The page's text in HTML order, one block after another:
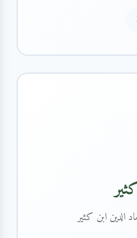
الدين ابن كثير